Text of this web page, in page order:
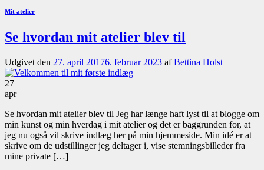
Mit atelier
Se hvordan mit atelier blev til
Udgivet den 27. april 20176. februar 2023 afBettina Holst
27
apr
Se hvordan mit atelier blev til Jeg har længe haft lyst til at blogge om
min kunst og min hverdag i mit atelier og det er baggrunden for, at
jeg nu også vil skrive indlæg her på min hjemmeside. Min idé er at
skrive om de udstillinger jeg deltager i, vise stemningsbilleder fra
mine private […]